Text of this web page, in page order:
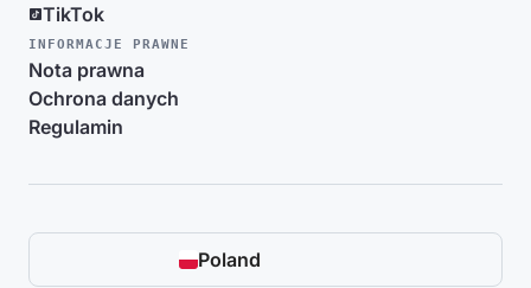
TikTok
INFORMACJE PRAWNE
Nota prawna
Ochrona danych
Regulamin
Poland